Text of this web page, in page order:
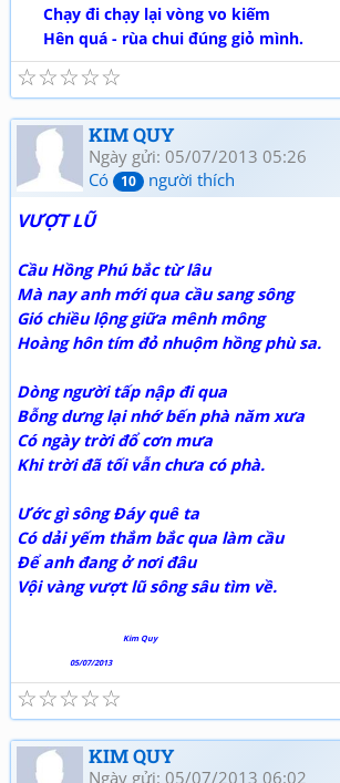
Chạy đi chạy lại vòng vo kiếm
Hên quá - rùa chui đúng giỏ mình.
☆
☆
☆
☆
☆
KIM QUY
Ngày gửi: 05/07/2013 05:26
Có
10 người thích
VƯỢT LŨ
Cầu Hồng Phú bắc từ lâu
Mà nay anh mới qua cầu sang sông
Gió chiều lộng giữa mênh mông
Hoàng hôn tím đỏ nhuộm hồng phù sa.
Dòng người tấp nập đi qua
Bỗng dưng lại nhớ bến phà năm xưa
Có ngày trời đổ cơn mưa
Khi trời đã tối vẫn chưa có phà.
Ước gì sông Đáy quê ta
Có dải yếm thắm bắc qua làm cầu
Để anh đang ở nơi đâu
Vội vàng vượt lũ sông sâu tìm về.
Kim Quy
05/07/2013
☆
☆
☆
☆
☆
KIM QUY
Ngày gửi: 05/07/2013 06:02